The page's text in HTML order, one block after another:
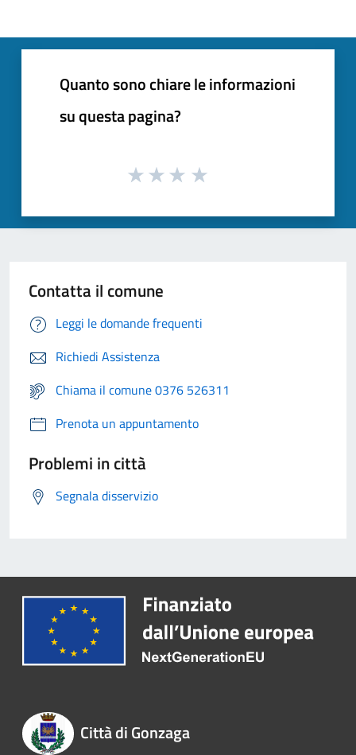
Quanto sono chiare le informazioni
su questa pagina?
Contatta il comune
Leggi le domande frequenti
Richiedi Assistenza
Chiama il comune 0376 526311
Prenota un appuntamento
Problemi in città
Segnala disservizio
Città di Gonzaga